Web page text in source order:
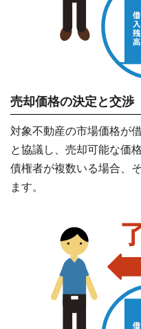
売却価格の決定と交渉
対象不動産の市場価格が
と協議し、売却可能な価
債権者が複数いる場合、
ます。